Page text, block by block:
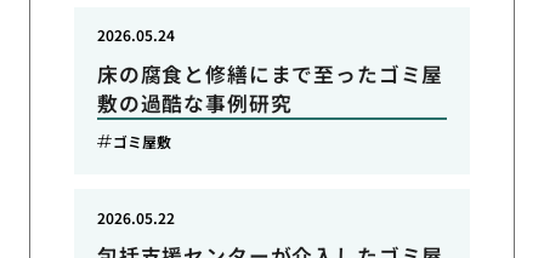
床の腐食と修繕にまで至ったゴミ屋
敷の過酷な事例研究
2026.05.24
ゴミ屋敷
2026.05.22